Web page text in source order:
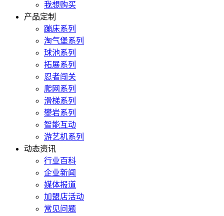
我想购买
产品定制
蹦床系列
淘气堡系列
球池系列
拓展系列
忍者闯关
爬网系列
滑梯系列
攀岩系列
智能互动
游艺机系列
动态资讯
行业百科
企业新闻
媒体报道
加盟店活动
常见问题